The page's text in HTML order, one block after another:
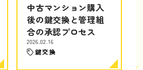
中古マンション購入
後の鍵交換と管理組
合の承認プロセス
2026.02.16
鍵交換